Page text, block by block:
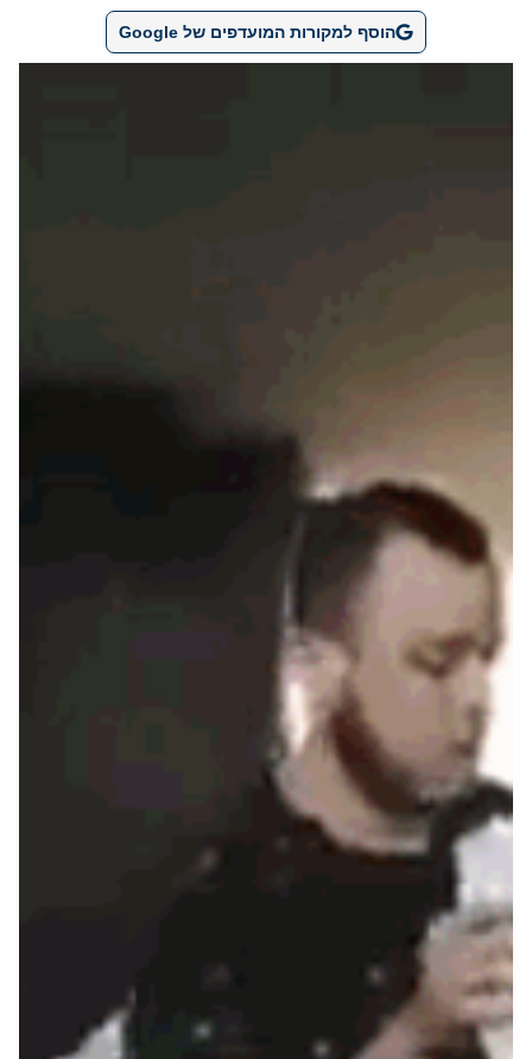
הוסף למקורות המועדפים של Google